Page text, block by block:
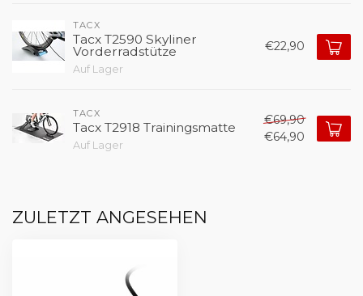
TACX
Tacx T2590 Skyliner
Vorderradstütze
Auf Lager
€22,90
TACX
Tacx T2918 Trainingsmatte
Auf Lager
€69,90
€64,90
ZULETZT ANGESEHEN